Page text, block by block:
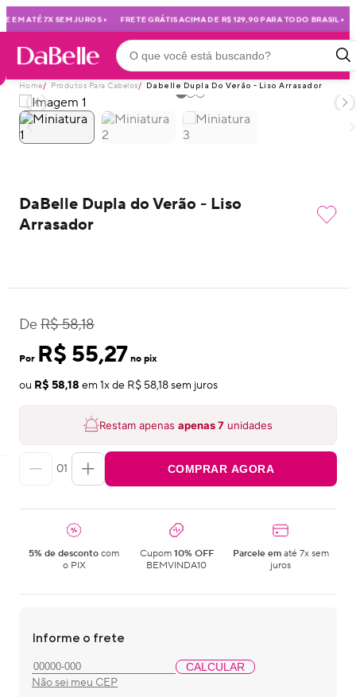
EM ATÉ 7X SEM JUROS• FRETE GRÁTIS ACIMA DE R$ 129,90 PARA TODO BRASIL•
Home/ Produtos Para Cabelos/ Dabelle Dupla Do Verão - Liso Arrasador
DaBelle Dupla do Verão - Liso
Arrasador
De R$ 58,18
Por R$ 55,27 no pix
ou R$ 58,18 em 1x de R$ 58,18sem juros
Restam apenas apenas7 unidades
01 COMPRAR AGORA
5% de desconto com
o PIX
Cupom 10% OFF
BEMVINDA10
Parcele ematé 7x sem
juros
Informe o frete
CALCULAR
Não sei meu CEP